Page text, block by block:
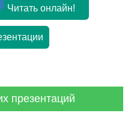
Читать онлайн!
презентаций